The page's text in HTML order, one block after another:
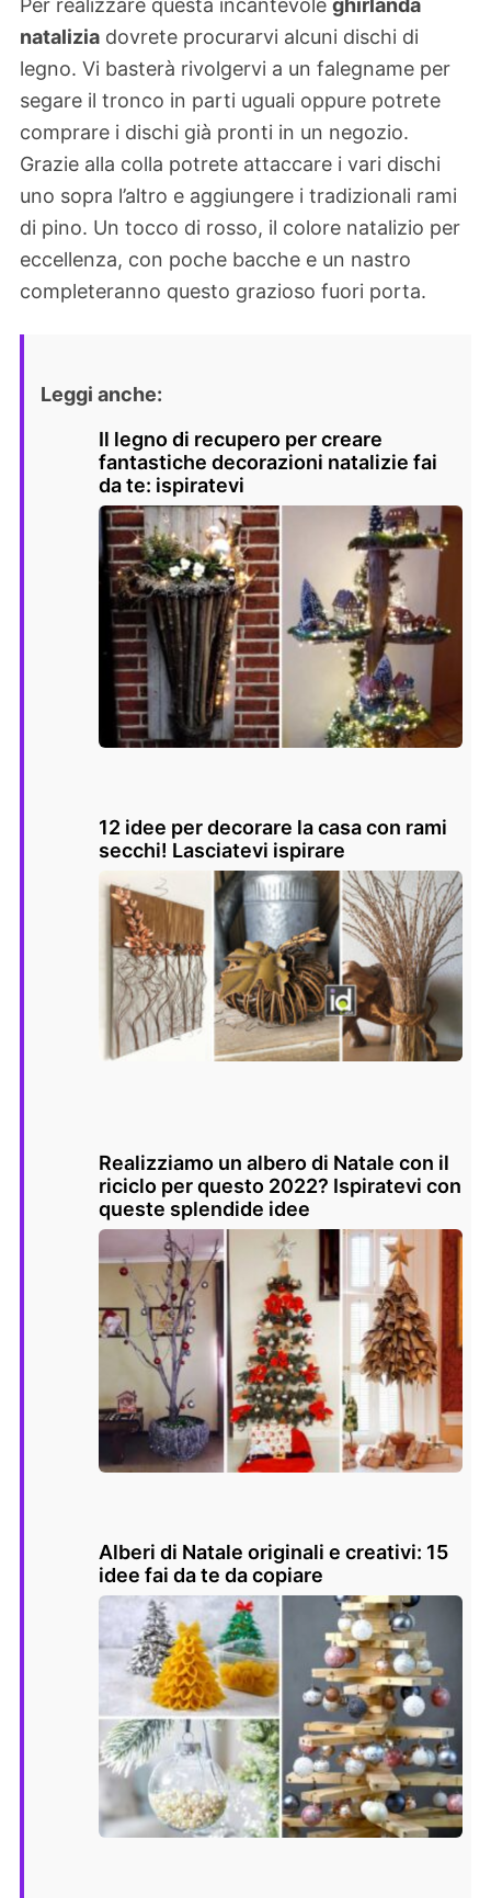
natalizia dovrete procurarvi alcuni dischi di
legno. Vi basterà rivolgervi a un falegname per
segare il tronco in parti uguali oppure potrete
comprare i dischi già pronti in un negozio.
Grazie alla colla potrete attaccare i vari dischi
uno sopra l’altro e aggiungere i tradizionali rami
di pino. Un tocco di rosso, il colore natalizio per
eccellenza, con poche bacche e un nastro
completeranno questo grazioso fuori porta.
Leggi anche:
Il legno di recupero per creare
fantastiche decorazioni natalizie fai
da te: ispiratevi
12 idee per decorare la casa con rami
secchi! Lasciatevi ispirare
Realizziamo un albero di Natale con il
riciclo per questo 2022? Ispiratevi con
queste splendide idee
Alberi di Natale originali e creativi: 15
idee fai da te da copiare